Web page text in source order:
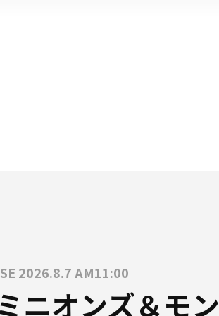
2026.8.7 AM11:00
ニオンズ＆モン